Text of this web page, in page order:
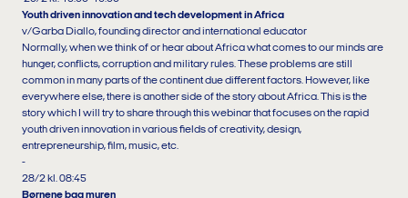
Youth driven innovation and tech development in Africa
v/Garba Diallo, founding director and international educator
Normally, when we think of or hear about Africa what comes to our minds are
hunger, conflicts, corruption and military rules. These problems are still
common in many parts of the continent due different factors. However, like
everywhere else, there is another side of the story about Africa. This is the
story which I will try to share through this webinar that focuses on the rapid
youth driven innovation in various fields of creativity, design,
entrepreneurship, film, music, etc.
-
28/2 kl. 08:45
Børnene bag muren